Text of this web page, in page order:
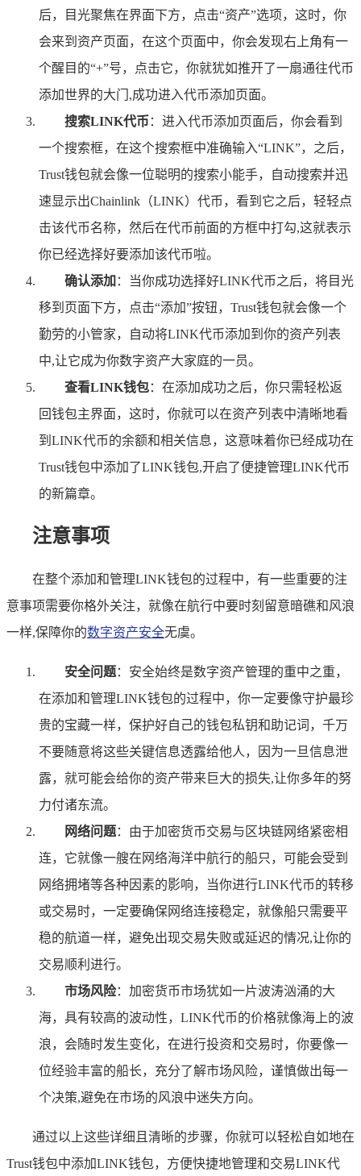
后，目光聚焦在界面下方，点击“资产”选项，这时，你
会来到资产页面，在这个页面中，你会发现右上角有一
个醒目的“+”号，点击它，你就犹如推开了一扇通往代币
添加世界的大门,成功进入代币添加页面。
搜索LINK代币 ：进入代币添加页面后，你会看到
一个搜索框，在这个搜索框中准确输入“LINK”，之后，
Trust钱包就会像一位聪明的搜索小能手，自动搜索并迅
速显示出Chainlink（LINK）代币，看到它之后，轻轻点
击该代币名称，然后在代币前面的方框中打勾,这就表示
你已经选择好要添加该代币啦。
确认添加 ：当你成功选择好LINK代币之后，将目光
移到页面下方，点击“添加”按钮，Trust钱包就会像一个
勤劳的小管家，自动将LINK代币添加到你的资产列表
中,让它成为你数字资产大家庭的一员。
查看LINK钱包：在添加成功之后，你只需轻松返
回钱包主界面，这时，你就可以在资产列表中清晰地看
到LINK代币的余额和相关信息，这意味着你已经成功在
Trust钱包中添加了LINK钱包,开启了便捷管理LINK代币
的新篇章。
注意事项
在整个添加和管理LINK钱包的过程中，有一些重要的注
意事项需要你格外关注，就像在航行中要时刻留意暗礁和风浪
一样,保障你的数字资产安全无虞。
安全问题：安全始终是数字资产管理的重中之重，
在添加和管理LINK钱包的过程中，你一定要像守护最珍
贵的宝藏一样，保护好自己的钱包私钥和助记词，千万
不要随意将这些关键信息透露给他人，因为一旦信息泄
露，就可能会给你的资产带来巨大的损失,让你多年的努
力付诸东流。
网络问题：由于加密货币交易与区块链网络紧密相
连，它就像一艘在网络海洋中航行的船只，可能会受到
网络拥堵等各种因素的影响，当你进行LINK代币的转移
或交易时，一定要确保网络连接稳定，就像船只需要平
稳的航道一样，避免出现交易失败或延迟的情况,让你的
交易顺利进行。
市场风险：加密货币市场犹如一片波涛汹涌的大
海，具有较高的波动性，LINK代币的价格就像海上的波
浪，会随时发生变化，在进行投资和交易时，你要像一
位经验丰富的船长，充分了解市场风险，谨慎做出每一
个决策,避免在市场的风浪中迷失方向。
通过以上这些详细且清晰的步骤，你就可以轻松自如地在
Trust钱包中添加LINK钱包，方便快捷地管理和交易LINK代